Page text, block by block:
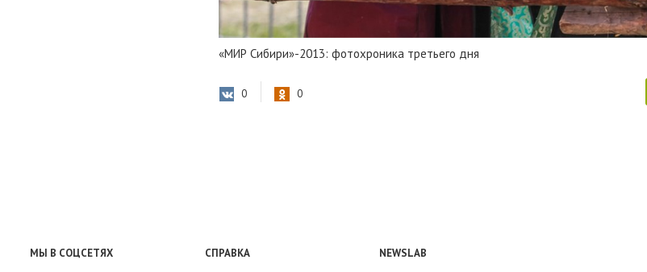
«МИР Сибири»-2013: фотохроника третьего дня
0 0
МЫ В СОЦСЕТЯХ СПРАВКА NEWSLAB